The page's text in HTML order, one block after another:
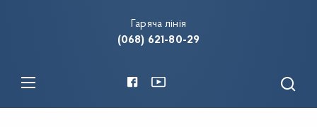
Гаряча лінія
(068) 621-80-29